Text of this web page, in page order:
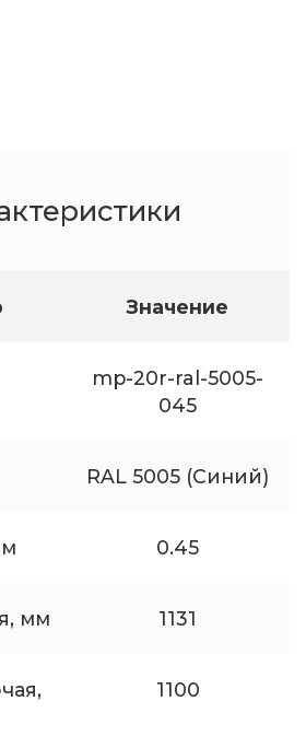
Значение
mp-20r-ral-5005-
045
RAL 5005 (Синий)
0.45
мм 1131
1100